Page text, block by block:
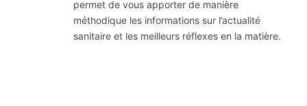
permet de vous apporter de manière
méthodique les informations sur l’actualité
sanitaire et les meilleurs réflexes en la matière.